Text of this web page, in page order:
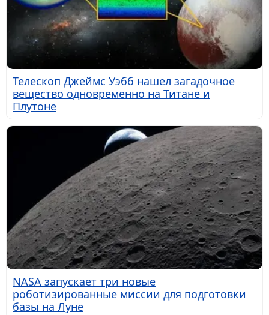
Телескоп Джеймс Уэбб нашел загадочное
вещество одновременно на Титане и
Плутоне
NASA запускает три новые
роботизированные миссии для подготовки
базы на Луне